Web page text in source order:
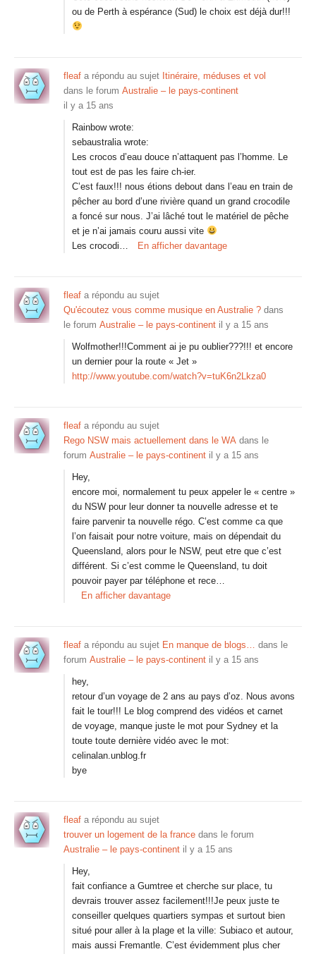
ou de Perth à espérance (Sud) le choix est déjà dur!!!
fleaf a répondu au sujet Itinéraire, méduses et vol
dans le forum Australie – le pays-continent
il y a 15 ans
Rainbow wrote:
sebaustralia wrote:
Les crocos d’eau douce n’attaquent pas l’homme. Le
tout est de pas les faire ch-ier.
C’est faux!!! nous étions debout dans l’eau en train de
pêcher au bord d’une rivière quand un grand crocodile
a foncé sur nous. J’ai lâché tout le matériel de pêche
et je n’ai jamais couru aussi vite
Les crocodi…
En afficher davantage
fleaf a répondu au sujet
Qu'écoutez vous comme musique en Australie ? dans
le forum Australie – le pays-continent il y a 15 ans
Wolfmother!!!Comment ai je pu oublier???!!! et encore
un dernier pour la route « Jet »
http://www.youtube.com/watch?v=tuK6n2Lkza0
fleaf a répondu au sujet
Rego NSW mais actuellement dans le WA dans le
forum Australie – le pays-continent il y a 15 ans
Hey,
encore moi, normalement tu peux appeler le « centre »
du NSW pour leur donner ta nouvelle adresse et te
faire parvenir ta nouvelle régo. C’est comme ca que
l’on faisait pour notre voiture, mais on dépendait du
Queensland, alors pour le NSW, peut etre que c’est
différent. Si c’est comme le Queensland, tu doit
pouvoir payer par téléphone et rece…
En afficher davantage
fleaf a répondu au sujet En manque de blogs… dans le
forum Australie – le pays-continent il y a 15 ans
hey,
retour d’un voyage de 2 ans au pays d’oz. Nous avons
fait le tour!!! Le blog comprend des vidéos et carnet
de voyage, manque juste le mot pour Sydney et la
toute toute dernière vidéo avec le mot:
celinalan.unblog.fr
bye
fleaf a répondu au sujet
trouver un logement de la france dans le forum
Australie – le pays-continent il y a 15 ans
Hey,
fait confiance a Gumtree et cherche sur place, tu
devrais trouver assez facilement!!!Je peux juste te
conseiller quelques quartiers sympas et surtout bien
situé pour aller à la plage et la ville: Subiaco et autour,
mais aussi Fremantle. C’est évidemment plus cher